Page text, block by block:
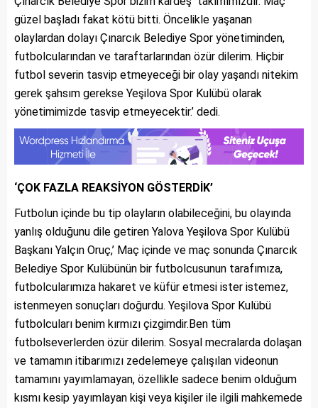
güzel başladı fakat kötü bitti. Öncelikle yaşanan
olaylardan dolayı Çınarcık Belediye Spor yönetiminden,
futbolcularından ve taraftarlarından özür dilerim. Hiçbir
futbol severin tasvip etmeyeceği bir olay yaşandı nitekim
gerek şahsım gerekse Yeşilova Spor Kulübü olarak
yönetimimizde tasvip etmeyecektir.’ dedi.
‘ÇOK FAZLA REAKSİYON GÖSTERDİK’
Futbolun içinde bu tip olayların olabileceğini, bu olayında
yanlış olduğunu dile getiren Yalova Yeşilova Spor Kulübü
Başkanı Yalçın Oruç,’ Maç içinde ve maç sonunda Çınarcık
Belediye Spor Kulübünün bir futbolcusunun tarafımıza,
futbolcularımıza hakaret ve küfür etmesi ister istemez,
istenmeyen sonuçları doğurdu. Yeşilova Spor Kulübü
futbolcuları benim kırmızı çizgimdir.Ben tüm
futbolseverlerden özür dilerim. Sosyal mecralarda dolaşan
ve tamamın itibarımızı zedelemeye çalışılan videonun
tamamını yayımlamayan, özellikle sadece benim olduğum
kısmı kesip yayımlayan kişi veya kişiler ile ilgili mahkemede